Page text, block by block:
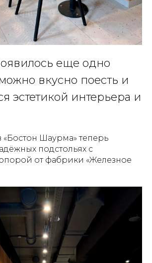
еще одно
вкусно поесть и
эстетикой интерьера и
«Бостон Шаурма» теперь
подстольях с
от фабрики «Железное